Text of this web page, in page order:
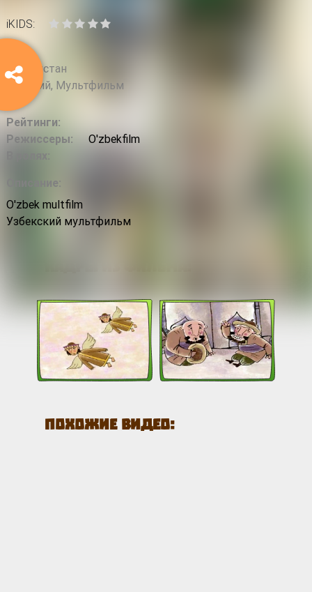
iKIDS:
2014
Узбекистан
Детский, Мультфильм
Рейтинги:
Режиссеры:
O'zbekfilm
В ролях:
Описание:
O'zbek multfilm
Узбекский мультфильм
Похожие видео: